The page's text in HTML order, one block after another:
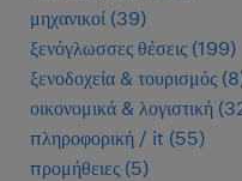
μηχανικοί (39)
ξενόγλωσσες θέσεις (199)
ξενοδοχεία & τουρισμός (8
οικονομικά & λογιστική (
πληροφορική / it (55)
προμήθειες (5)